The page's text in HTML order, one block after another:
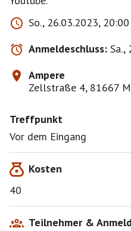
So., 26.03.2023,
Anmeldeschluss: Sa.,
Ampere
Zellstraße 4, 81667
Treffpunkt
Vor dem Eingang
Kosten
40
Teilnehmer &